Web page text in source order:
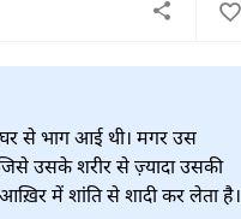
से भाग आई थी। मगर उस
उसके शरीर से ज़्यादा उसकी
में शांति से शादी कर लेता है।